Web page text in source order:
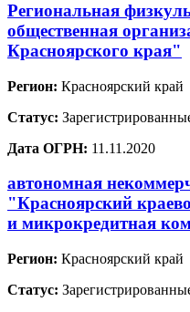
Региональная
общественная
Красноярского края"
Регион: Красноярский край
Статус:
Дата ОГРН: 11.11.2020
автономная
"Красноярский
и микрокредитная
Регион: Красноярский край
Статус: